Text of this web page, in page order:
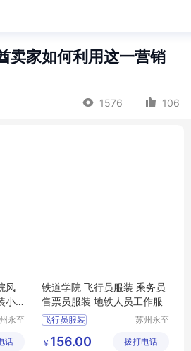
卖家如何利用这一营销
1576 106
风
小
永至
司
话
铁道学院 飞行员服装 乘务员
售票员服装 地铁人员工作服
飞行员服装
地铁人员工作服
苏州永至
限公司
￥ 156.00 拨打电话